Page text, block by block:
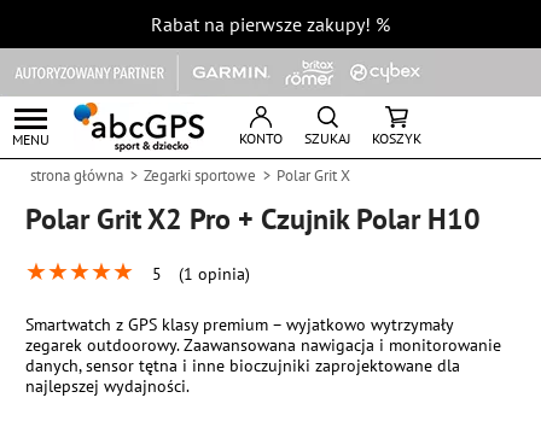
Rabat na pierwsze zakupy! %
MENU KONTO SZUKAJ KOSZYK
strona główna Zegarki sportowe Polar Grit X
Polar Grit X2 Pro + Czujnik Polar H10
★★★★★ 5 (1 opinia)
Smartwatch z GPS klasy premium – wyjatkowo wytrzymały
zegarek outdoorowy. Zaawansowana nawigacja i monitorowanie
danych, sensor tętna i inne bioczujniki zaprojektowane dla
najlepszej wydajności.